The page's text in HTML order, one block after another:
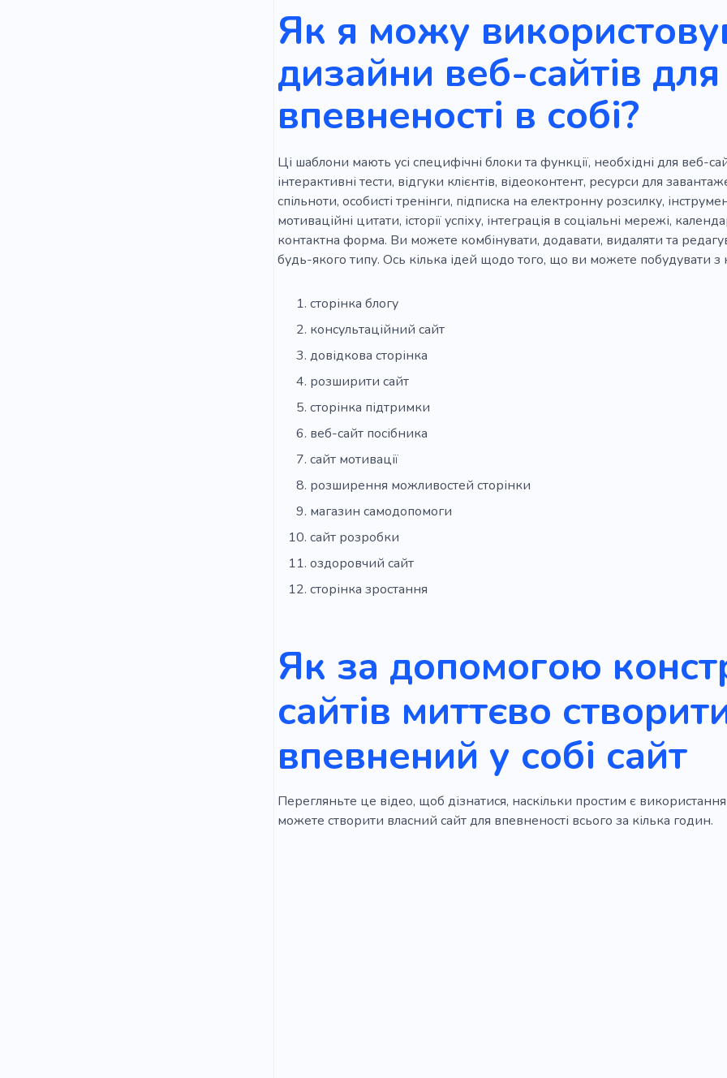
Як я можу
дизайни веб-сайтів для
впевненості в собі?
Ці шаблони мають усі специфічні блоки та функції, необхідні для веб-
інтерактивні тести, відгуки клієнтів, відеоконтент, ресурси для
спільноти, особисті тренінги, підписка на електронну розсилку,
мотиваційні цитати, історії успіху, інтеграція в соціальні мережі,
контактна форма. Ви можете комбінувати, додавати, видаляти та
будь-якого типу. Ось кілька ідей щодо того, що ви можете побудувати з
сторінка блогу
консультаційний сайт
довідкова сторінка
розширити сайт
сторінка підтримки
веб-сайт посібника
сайт мотивації
розширення можливостей сторінки
магазин самодопомоги
сайт розробки
оздоровчий сайт
сторінка зростання
Як за допомогою
сайтів миттєво
впевнений у собі сайт
Перегляньте це відео, щоб дізнатися, наскільки простим є
можете створити власний сайт для впевненості всього за кілька годин.